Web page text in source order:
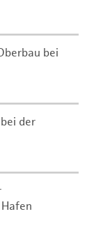
bei
der